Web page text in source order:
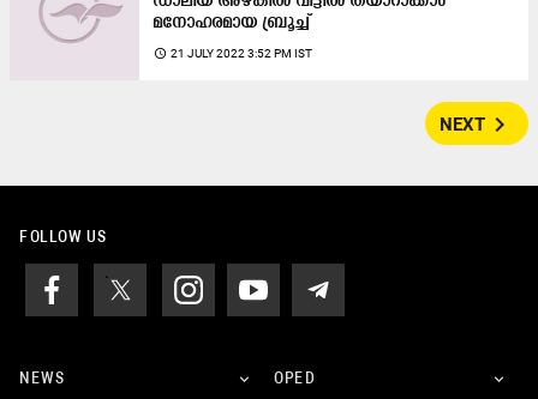
മനോഹരമായ ബ്രൂച്ച്
access_time 21 JULY 2022 3:52 PM IST
NEXT navigate_next
FOLLOW US
NEWS OPED